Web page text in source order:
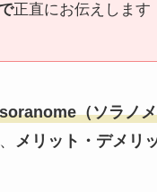
正直にお伝えします
（ソラノ
メリット・デメリ